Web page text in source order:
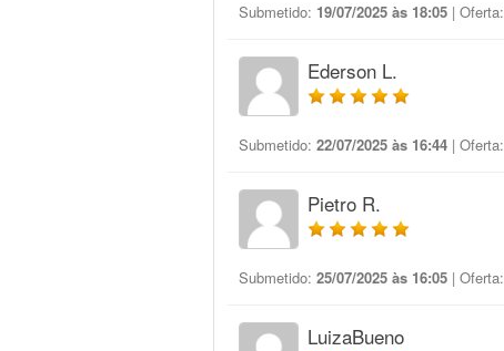
Submetido: 19/07/2025 às 18:05 | Oferta:
Ederson L.
Submetido: 22/07/2025 às 16:44 | Oferta:
Pietro R.
Submetido: 25/07/2025 às 16:05 | Oferta:
LuizaBueno